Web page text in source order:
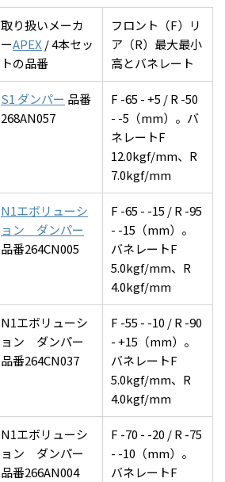
取り扱いメーカ
ーAPEX / 4本セッ
トの品番
フロント（F）リ
ア（R）最大最小
高とバネレート
S1 ダンパー 品番
268AN057
F -65 - +5 / R -50
- -5（mm）。バ
ネレートF
12.0kgf/mm、R
7.0kgf/mm
N1エボリューシ
ョン ダンパー
品番264CN005
F -65 - -15 / R -95
- -15（mm）。
バネレートF
5.0kgf/mm、R
4.0kgf/mm
N1エボリューシ
ョン ダンパー
品番264CN037
F -55 - -10 / R -90
- +15（mm）。
バネレートF
5.0kgf/mm、R
4.0kgf/mm
N1エボリューシ
ョン ダンパー
品番266AN004
F -70 - -20 / R -75
- -10（mm）。
バネレートF